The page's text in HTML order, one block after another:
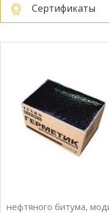
Сертификаты
нефтяного битума,